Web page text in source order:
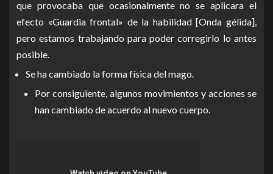
que provocaba que ocasionalmente no se aplicara el
efecto «Guardia frontal» de la habilidad [Onda gélida],
pero estamos trabajando para poder corregirlo lo antes
posible.
Se ha cambiado la forma física del mago.
Por consiguiente, algunos movimientos y acciones se
han cambiado de acuerdo al nuevo cuerpo.